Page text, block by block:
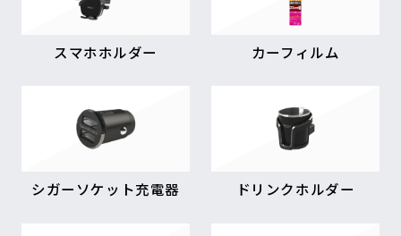
スマホホルダー カーフィルム
シガーソケット充電器 ドリンクホルダー